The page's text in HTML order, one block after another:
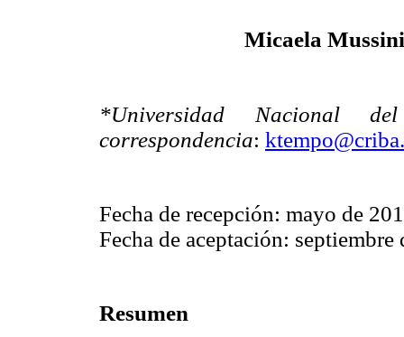
Micaela
*Universidad Nacional
correspondencia:
Fecha de recepción: mayo de
Fecha de aceptación: septiembre
Resumen